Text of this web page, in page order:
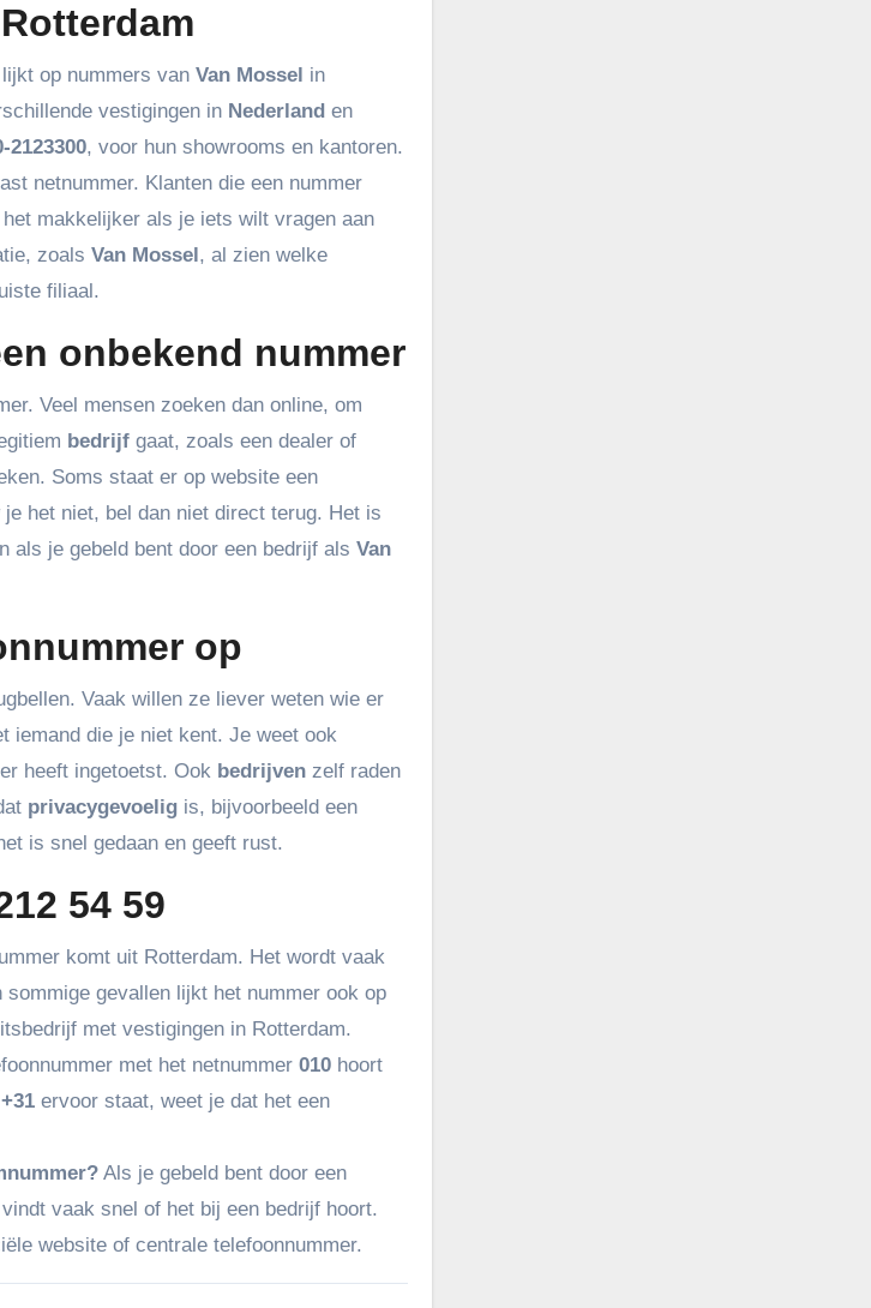
op nummers van Van Mossel in
vestigingen in Nederland en
2123300, voor hun showrooms en kantoren.
netnummer. Klanten die een nummer
makkelijker als je iets wilt vragen aan
zoals Van Mossel, al zien welke
filiaal.
onbekend nummer
Veel mensen zoeken dan online, om
bedrijf gaat, zoals een dealer of
Soms staat er op website een
het niet, bel dan niet direct terug. Het is
als je gebeld bent door een bedrijf als Van
op
Vaak willen ze liever weten wie er
iemand die je niet kent. Je weet ook
heeft ingetoetst. Ook bedrijven zelf raden
privacygevoelig is, bijvoorbeeld een
is snel gedaan en geeft rust.
54 59
komt uit Rotterdam. Het wordt vaak
gevallen lijkt het nummer ook op
met vestigingen in Rotterdam.
met het netnummer 010 hoort
+31 ervoor staat, weet je dat het een
Als je gebeld bent door een
vaak snel of het bij een bedrijf hoort.
website of centrale telefoonnummer.